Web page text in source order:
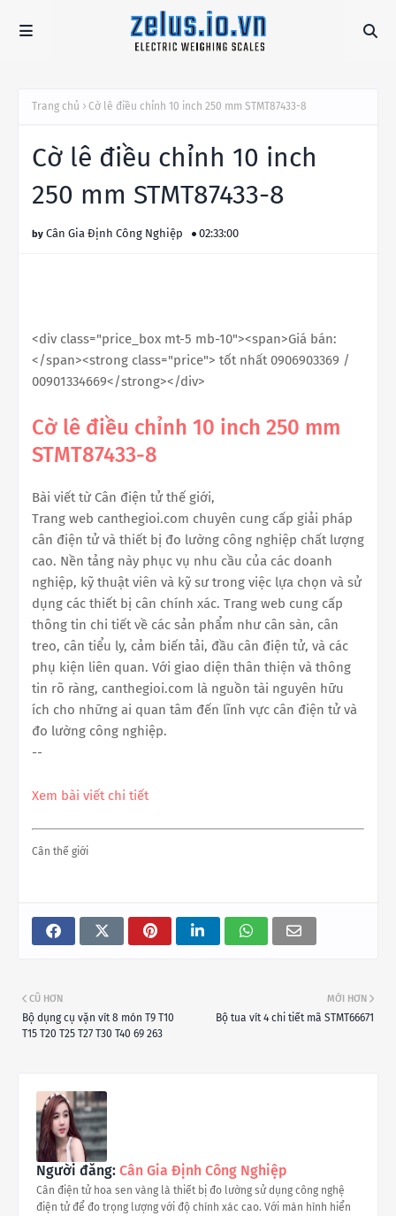
Trang chủ Cờ lê điều chỉnh 10 inch 250 mm STMT87433-8
Cờ lê điều chỉnh 10 inch
250 mm STMT87433-8
Cân Gia Định Công Nghiệp 02:33:00
<div class="price_box mt-5 mb-10"><span>Giá bán:
</span><strong class="price"> tốt nhất 0906903369 /
00901334669</strong></div>
Cờ lê điều chỉnh 10 inch 250 mm
STMT87433-8
Bài viết từ Cân điện tử thế giới,
Trang web canthegioi.com chuyên cung cấp giải pháp
cân điện tử và thiết bị đo lường công nghiệp chất lượng
cao. Nền tảng này phục vụ nhu cầu của các doanh
nghiệp, kỹ thuật viên và kỹ sư trong việc lựa chọn và sử
dụng các thiết bị cân chính xác. Trang web cung cấp
thông tin chi tiết về các sản phẩm như cân sàn, cân
treo, cân tiểu ly, cảm biến tải, đầu cân điện tử, và các
phụ kiện liên quan. Với giao diện thân thiện và thông
tin rõ ràng, canthegioi.com là nguồn tài nguyên hữu
ích cho những ai quan tâm đến lĩnh vực cân điện tử và
đo lường công nghiệp.
--
Xem bài viết chi tiết
Cân thế giới
MỚI HƠN
Bộ tua vít 4 chi tiết mã STMT66671
CŨ HƠN
Bộ dụng cụ vặn vít 8 món T9 T10
T15 T20 T25 T27 T30 T40 69 263
Người đăng: Cân Gia Định Công Nghiệp
Cân điện tử hoa sen vàng là thiết bị đo lường sử dụng công nghệ
điện tử để đo trọng lượng với độ chính xác cao. Với màn hình hiển